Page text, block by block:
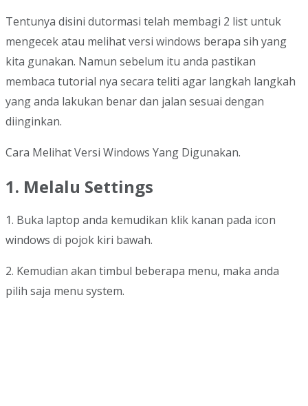
Tentunya disini dutormasi telah membagi 2 list untuk
mengecek atau melihat versi windows berapa sih yang
kita gunakan. Namun sebelum itu anda pastikan
membaca tutorial nya secara teliti agar langkah langkah
yang anda lakukan benar dan jalan sesuai dengan
diinginkan.
Cara Melihat Versi Windows Yang Digunakan.
1. Melalu Settings
1. Buka laptop anda kemudikan klik kanan pada icon
windows di pojok kiri bawah.
2. Kemudian akan timbul beberapa menu, maka anda
pilih saja menu system.